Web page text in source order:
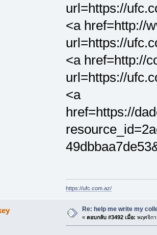
url=https://
<a href=http://
url=https://
<a href=http://
url=https://
<a
href=https://
https://ufc.com.az/
Re: help me write my
« ตอบกลับ #3492 เมื่อ: พฤศจิกา